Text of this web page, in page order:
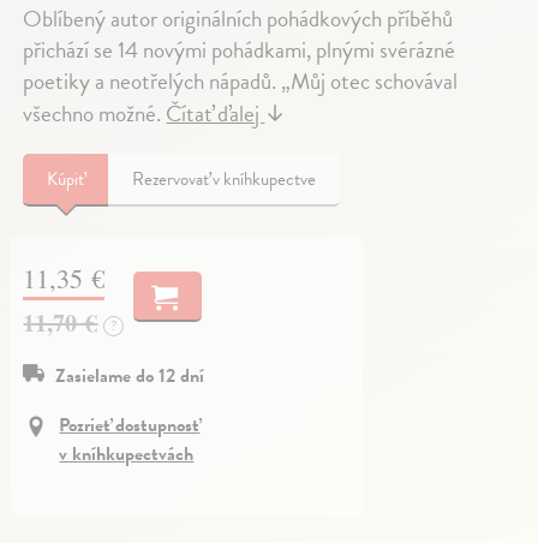
Oblíbený autor originálních pohádkových příběhů
přichází se 14 novými pohádkami, plnými svérázné
poetiky a neotřelých nápadů. „Můj otec schovával
všechno možné.Čítať ďalej↓
Kúpiť Rezervovať v kníhkupectve
11,35 €
11,70 € ?
Zasielame do 12 dní
Pozrieť dostupnosť
v kníhkupectvách